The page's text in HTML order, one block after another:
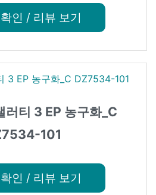
인 / 리뷰 보기
러티 3 EP 농구화_C
101
인 / 리뷰 보기